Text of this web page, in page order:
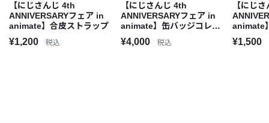
【にじさんじ 4th
ANNIVERSARYフェア in
animate】合皮ストラップ
¥1,200 税込
【にじさんじ 4th
ANNIVERSARYフェア in
animate】缶バッジコレク
ションBOX B ver.
¥4,000 税込
【にじ
animate
ド
¥1,500